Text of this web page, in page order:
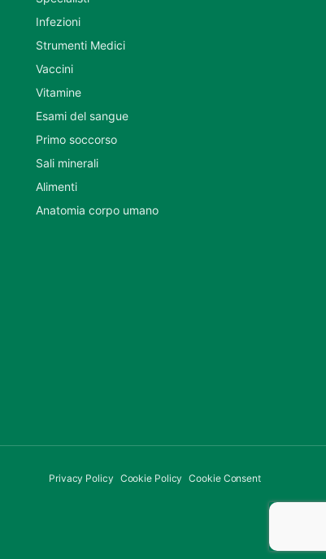
Infezioni
Strumenti Medici
Vaccini
Vitamine
Esami del sangue
Primo soccorso
Sali minerali
Alimenti
Anatomia corpo umano
Privacy Policy Cookie Policy Cookie Consent